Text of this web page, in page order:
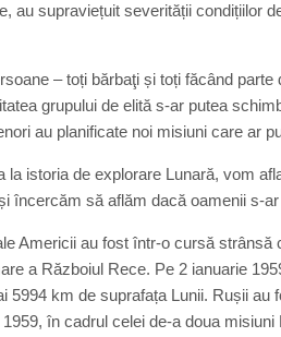
au supraviețuit severității condițiilor
– toți bărbaţi și toți făcând
grupului de elită s-ar putea
au planificate noi misiuni care ar
la istoria de explorare Lunară, vom
încercăm să aflăm dacă oamenii s-
Americii au fost într-o cursă
a Războiul Rece. Pe 2 ianuarie
5994 km de suprafața Lunii. Rușii
în cadrul celei de-a doua